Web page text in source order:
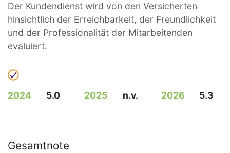
Der Kundendienst wird von den Versicherten
hinsichtlich der Erreichbarkeit, der Freundlichkeit
und der Professionalität der Mitarbeitenden
evaluiert.
2024 5.0 2025 n.v. 2026 5.3
Gesamtnote